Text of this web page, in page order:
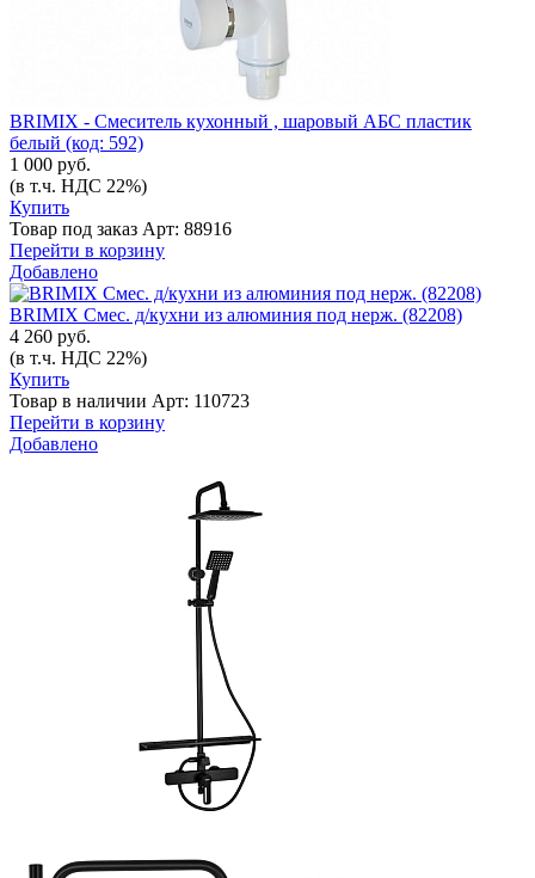
BRIMIX - Смеситель кухонный , шаровый АБС пластик
белый (код: 592)
1 000 руб.
(в т.ч. НДС 22%)
Купить
Товар под заказ Арт: 88916
Перейти в корзину
Добавлено
BRIMIX Смес. д/кухни из алюминия под нерж. (82208)
4 260 руб.
(в т.ч. НДС 22%)
Купить
Товар в наличии Арт: 110723
Перейти в корзину
Добавлено